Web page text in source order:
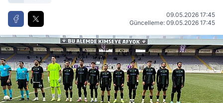
09.05.2026 17:45
Güncelleme: 09.05.2026 17:45